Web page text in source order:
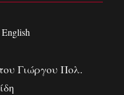
English
Γιώργου Πολ.